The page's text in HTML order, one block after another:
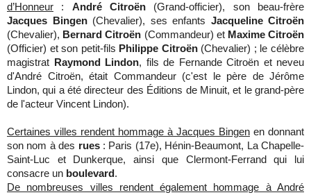
d’Honneur : André Citroën (Grand-officier), son beau-frère
Jacques Bingen(Chevalier), ses enfants Jacqueline Citroën
(Chevalier), Bernard Citroën (Commandeur) et Maxime Citroën
(Officier) et son petit-fils Philippe Citroën(Chevalier) ; le célèbre
magistrat
Raymond Lindon, fils de Fernande Citroën et neveu
d'André Citroën, était Commandeur (c'est le père de Jérôme
Lindon, qui a été directeur des Éditions de Minuit, et le grand-père
de l'acteur Vincent Lindon).
Certaines villes rendent hommage à Jacques Bingen en donnant
son nom à des rues: Paris (17e), Hénin-Beaumont, La Chapelle-
Saint-Luc et Dunkerque, ainsi que Clermont-Ferrand qui lui
consacre un boulevard.
De nombreuses villes rendent également hommage à André